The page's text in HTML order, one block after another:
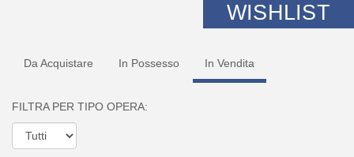
WISHLIST
Da Acquistare In Possesso In Vendita
FILTRA PER TIPO OPERA: